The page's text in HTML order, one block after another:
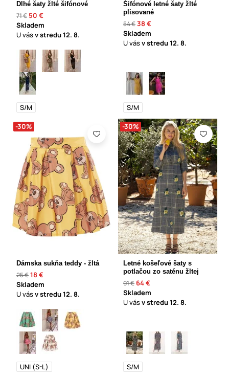
Dlhé šaty žlté šifónové
71 € 50 €
Skladem
U vásv stredu12. 8.
S/M
Šifónové letné šaty žlté
plisované
54 €38 €
Skladem
U vásv stredu12. 8.
S/M
-30%
Dámska sukňa teddy - žltá
25 €18 €
Skladem
U vásv stredu12. 8.
UNI (S-L)
-30%
Letné košeľové šaty s
potlačou zo saténu žltej
91 € 64 €
Skladem
U vásv stredu12. 8.
S/M